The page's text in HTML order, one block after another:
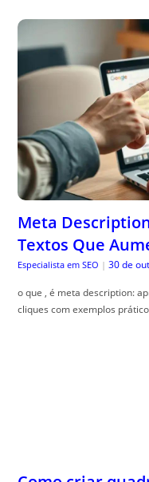
Meta
Textos Que
Especialista em SEO | 30 de
o que , é meta description:
cliques com exemplos